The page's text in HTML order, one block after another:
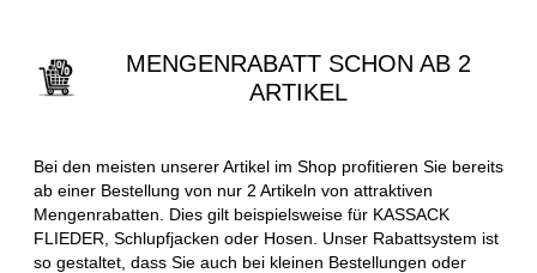
MENGENRABATT SCHON AB 2
ARTIKEL
Bei den meisten unserer Artikel im Shop profitieren Sie bereits
ab einer Bestellung von nur 2 Artikeln von attraktiven
Mengenrabatten. Dies gilt beispielsweise für KASSACK
FLIEDER, Schlupfjacken oder Hosen. Unser Rabattsystem ist
so gestaltet, dass Sie auch bei kleinen Bestellungen oder